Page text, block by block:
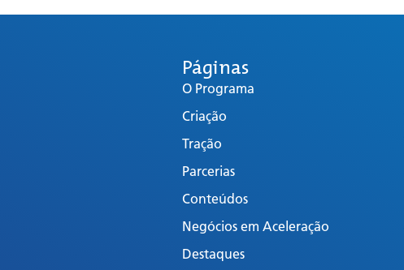
Páginas
O Programa
Criação
Tração
Parcerias
Conteúdos
Negócios em Aceleração
Destaques